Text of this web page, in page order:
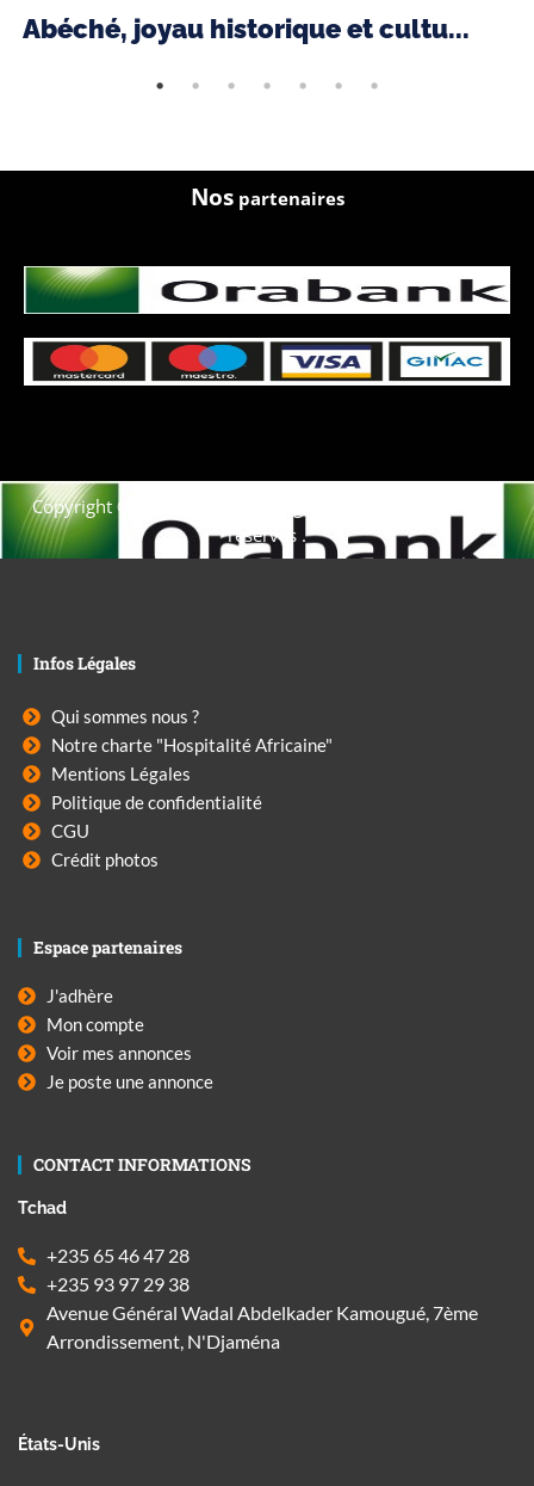
Abéché, joyau historique et cultu...
Nospartenaires
Copyright © 2021. Afrique-voyage-découverte tous droits
réservés .
Infos Légales
Qui sommes nous ?
Notre charte "Hospitalité Africaine"
Mentions Légales
Politique de confidentialité
CGU
Crédit photos
Espace partenaires
J'adhère
Mon compte
Voir mes annonces
Je poste une annonce
CONTACT INFORMATIONS
Tchad
+235 65 46 47 28
+235 93 97 29 38
Avenue Général Wadal Abdelkader Kamougué, 7ème
Arrondissement, N'Djaména
États-Unis